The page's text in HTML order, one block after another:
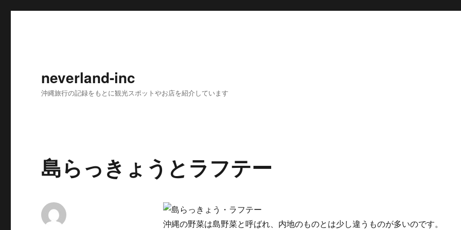
neverland-inc
沖縄旅行の記録をもとに観光スポットやお店を紹介しています
島らっきょうとラフテー
沖縄の野菜は島野菜と呼ばれ、内地のものとは少し違うものが多いのです。